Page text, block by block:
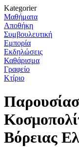
Kategorier
Μαθήματα
Αποθήκη
Συμβουλευτική
Εμπορία
Εκδηλώσεις
Καθάρισμα
Γραφείο
Κτίριο
Βόρειας